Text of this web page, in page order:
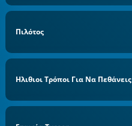
Πιλότος
Ηλιθιοι Τρόποι Για Να Πεθάνεις